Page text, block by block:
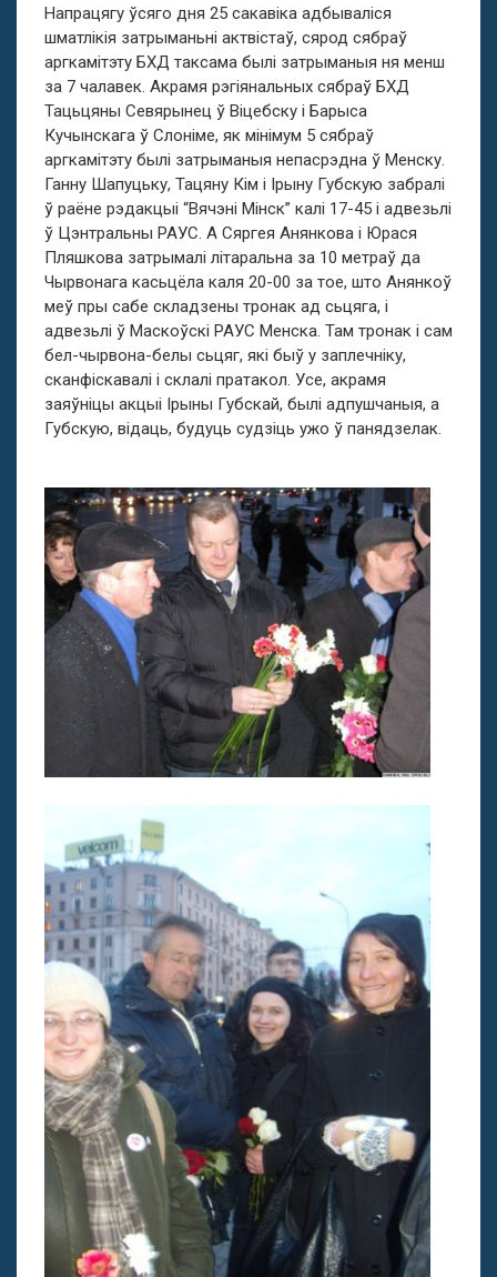
Напрацягу ўсяго дня 25 сакавіка адбываліся
шматлікія затрыманьні актвістаў, сярод сябраў
аргкамітэту БХД таксама былі затрыманыя ня менш
за 7 чалавек. Акрамя рэгіянальных сябраў БХД
Тацьцяны Севярынец ў Віцебску і Барыса
Кучынскага ў Слоніме, як мінімум 5 сябраў
аргкамітэту былі затрыманыя непасрэдна ў Менску.
Ганну Шапуцьку, Тацяну Кім і Ірыну Губскую забралі
ў раёне рэдакцыі “Вячэні Мінск” калі 17-45 і адвезьлі
ў Цэнтральны РАУС. А Сяргея Анянкова і Юрася
Пляшкова затрымалі літаральна за 10 метраў да
Чырвонага касьцёла каля 20-00 за тое, што Анянкоў
меў пры сабе складзены тронак ад сьцяга, і
адвезьлі ў Маскоўскі РАУС Менска. Там тронак і сам
бел-чырвона-белы сьцяг, які быў у заплечніку,
сканфіскавалі і склалі пратакол. Усе, акрамя
заяўніцы акцыі Ірыны Губскай, былі адпушчаныя, а
Губскую, відаць, будуць судзіць ужо ў панядзелак.